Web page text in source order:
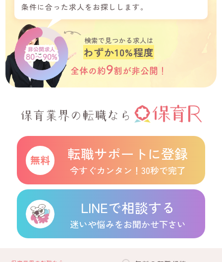
条件に合った求人をお探しします。
非公開求人
80～90%
検索で見つかる求人は
わずか10%程度
全体の約9割が非公開！
保育業界の転職なら
転職サポートに登録
今すぐカンタン！30秒で完了
LINEで相談する
迷いや悩みをお聞かせ下さい